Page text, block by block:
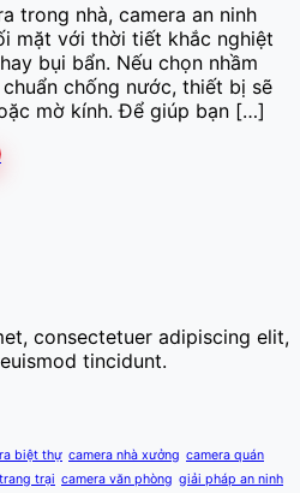
trong nhà, camera an ninh
mặt với thời tiết khắc nghiệt
bụi bẩn. Nếu chọn nhầm
chống nước, thiết bị sẽ
mờ kính. Để giúp bạn […]
consectetuer adipiscing elit,
tincidunt.
biệt thự camera nhà xưởng camera quán
trại camera văn phòng giải pháp an ninh